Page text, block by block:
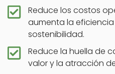
Reduce los costos
aumenta la
sostenibilidad.
Reduce la huella de
valor y la atracción